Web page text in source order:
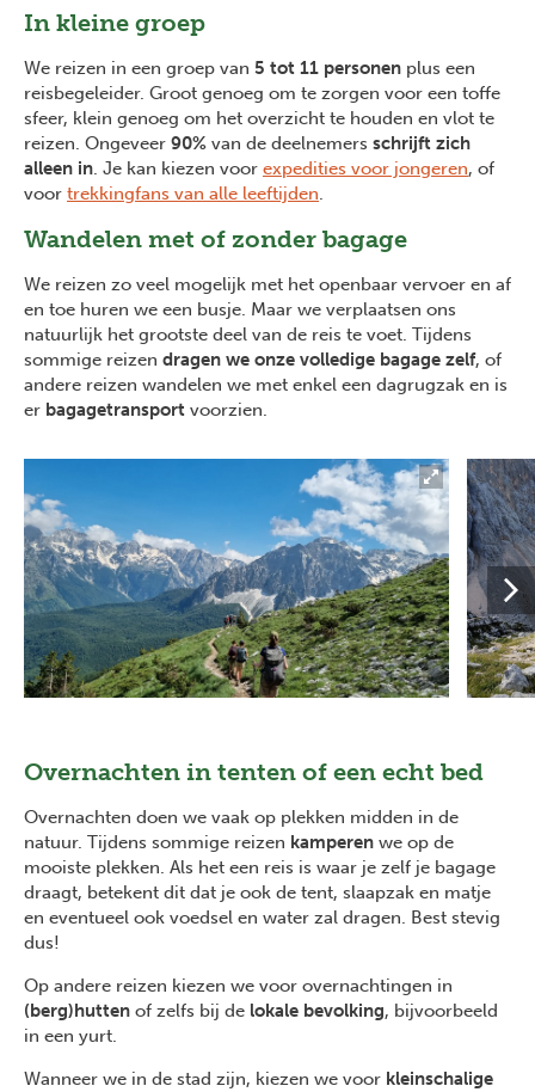
In kleine groep
We reizen in een groep van 5 tot 11 personen plus een
reisbegeleider. Groot genoeg om te zorgen voor een toffe
sfeer, klein genoeg om het overzicht te houden en vlot te
reizen. Ongeveer 90% van de deelnemers schrijft zich
alleen in. Je kan kiezen voor expedities voor jongeren, of
voor trekkingfans van alle leeftijden.
Wandelen met of zonder bagage
We reizen zo veel mogelijk met het openbaar vervoer en af
en toe huren we een busje. Maar we verplaatsen ons
natuurlijk het grootste deel van de reis te voet. Tijdens
sommige reizen dragen we onze volledige bagage zelf, of
andere reizen wandelen we met enkel een dagrugzak en is
er bagagetransport voorzien.
Overnachten in tenten of een echt bed
Overnachten doen we vaak op plekken midden in de
natuur. Tijdens sommige reizen kamperen we op de
mooiste plekken. Als het een reis is waar je zelf je bagage
draagt, betekent dit dat je ook de tent, slaapzak en matje
en eventueel ook voedsel en water zal dragen. Best stevig
dus!
Op andere reizen kiezen we voor overnachtingen in
(berg)hutten of zelfs bij de lokale bevolking, bijvoorbeeld
in een yurt.
Wanneer we in de stad zijn, kiezen we voor kleinschalige